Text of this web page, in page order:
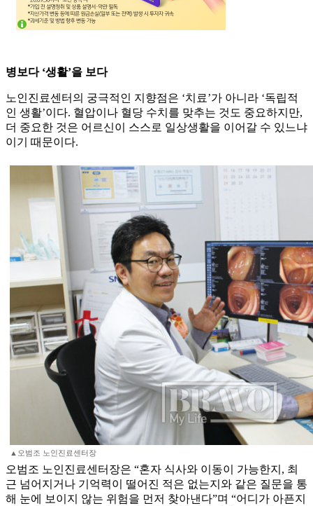
병보다 ‘생활’을 보다
노인진료센터의 궁극적인 지향점은 ‘치료’가 아니라 ‘독립적
인 생활’이다. 혈압이나 혈당 수치를 맞추는 것도 중요하지만,
더 중요한 것은 어르신이 스스로 일상생활을 이어갈 수 있느냐
이기 때문이다.
▲오범조 노인진료센터장
오범조 노인진료센터장은 “혼자 식사와 이동이 가능한지, 최
근 넘어지거나 기억력이 떨어진 적은 없는지와 같은 질문을 통
해 눈에 보이지 않는 위험을 먼저 찾아낸다”며 “어디가 아픈지